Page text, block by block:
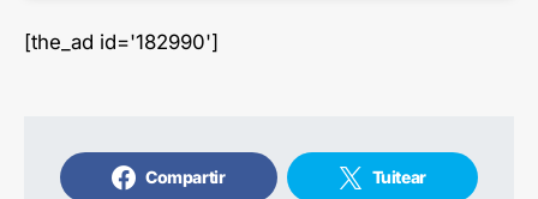
[the_ad id='182990']
Compartir Tuitear